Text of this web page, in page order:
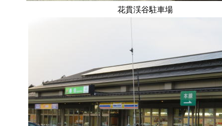
花貫渓谷駐車場